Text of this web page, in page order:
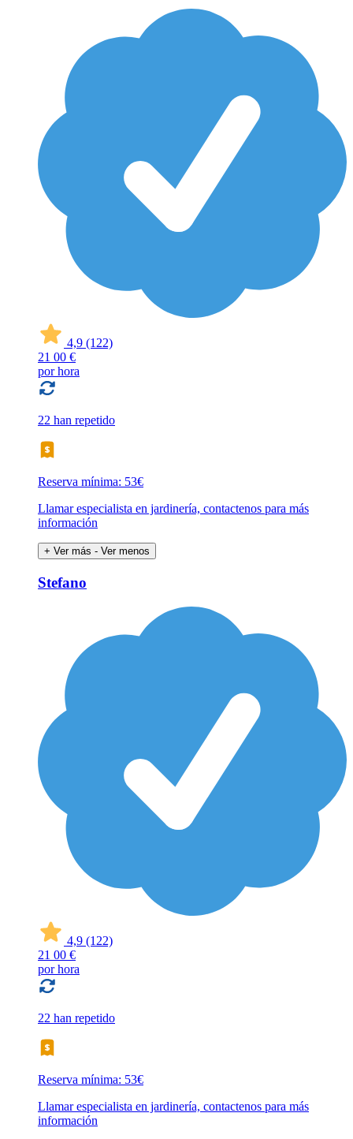
4,9 (122)
21 00 €
por hora
22 han repetido
Reserva mínima: 53€
Llamar especialista en jardinería, contactenos para más
información
+ Ver más - Ver menos
Stefano
4,9 (122)
21 00 €
por hora
22 han repetido
Reserva mínima: 53€
Llamar especialista en jardinería, contactenos para más
información